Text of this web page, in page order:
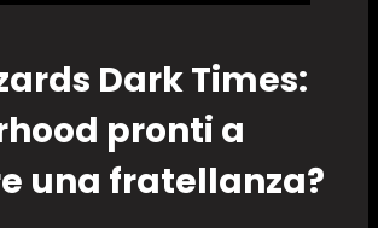
Dark Times:
pronti a
una fratellanza?